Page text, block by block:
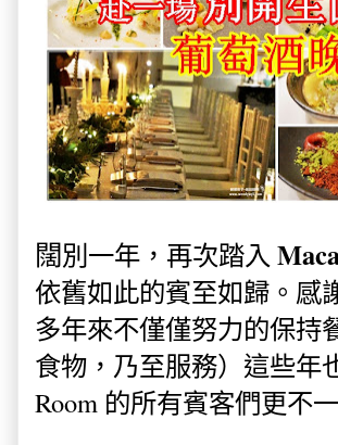
闊別一年，再次踏入
依舊如此的賓至如歸。感
多年來不僅僅努力的保持
食物，乃至服務）這些年
Room 的所有賓客們更不